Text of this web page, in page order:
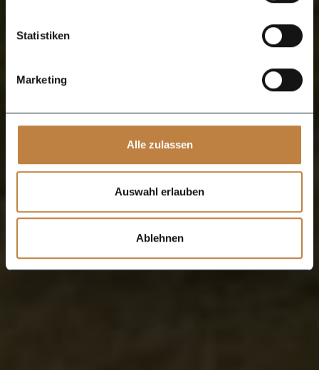
Statistiken
Marketing
Alle zulassen
Auswahl erlauben
Ablehnen